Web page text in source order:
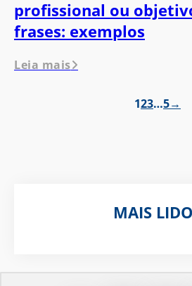
profissional ou
frases: exemplos
Leia mais
123…5→
MAIS